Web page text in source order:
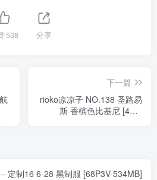
538 分享
下一篇
rioko凉凉子 NO.138 圣路易
斯 香槟色比基尼 [40P-
定制16 6-28 黑制服 [68P3V-534MB]